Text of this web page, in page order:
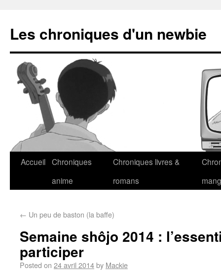
Les chroniques d'un newbie
Accueil Chroniques
anime
Chroniques livres &
romans
← Un peu de baston (la baffe)
Semaine shôjo 2014 :
participer
Posted on 24 avril 2014by Mackie